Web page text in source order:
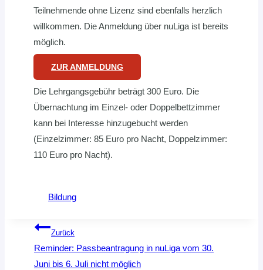
Teilnehmende ohne Lizenz sind ebenfalls herzlich
willkommen. Die Anmeldung über nuLiga ist bereits
möglich.
ZUR ANMELDUNG
Die Lehrgangsgebühr beträgt 300 Euro. Die
Übernachtung im Einzel- oder Doppelbettzimmer
kann bei Interesse hinzugebucht werden
(Einzelzimmer: 85 Euro pro Nacht, Doppelzimmer:
110 Euro pro Nacht).
Bildung
Beitragsnavigation
Zurück
Reminder: Passbeantragung in nuLiga vom 30.
Juni bis 6. Juli nicht möglich